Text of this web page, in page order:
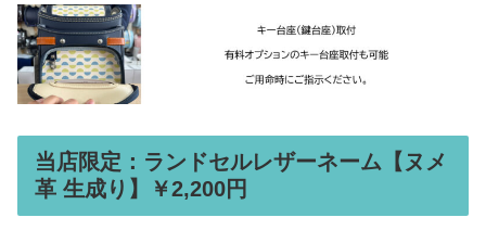
当店限定：ランドセルレザーネーム【ヌメ
革 生成り】￥2,200円